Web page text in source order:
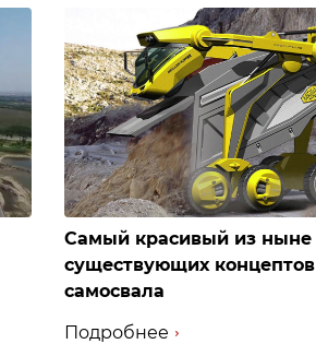
Самый красивый из ныне
существующих концептов
самосвала
Подробнее